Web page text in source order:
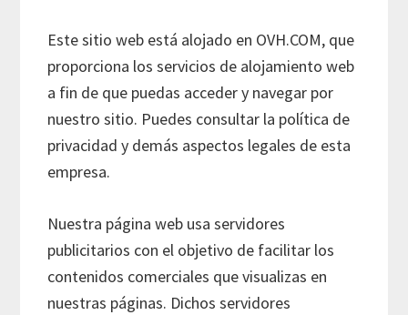
Este sitio web está alojado en OVH.COM, que
proporciona los servicios de alojamiento web
a fin de que puedas acceder y navegar por
nuestro sitio. Puedes consultar la política de
privacidad y demás aspectos legales de esta
empresa.
Nuestra página web usa servidores
publicitarios con el objetivo de facilitar los
contenidos comerciales que visualizas en
nuestras páginas. Dichos servidores